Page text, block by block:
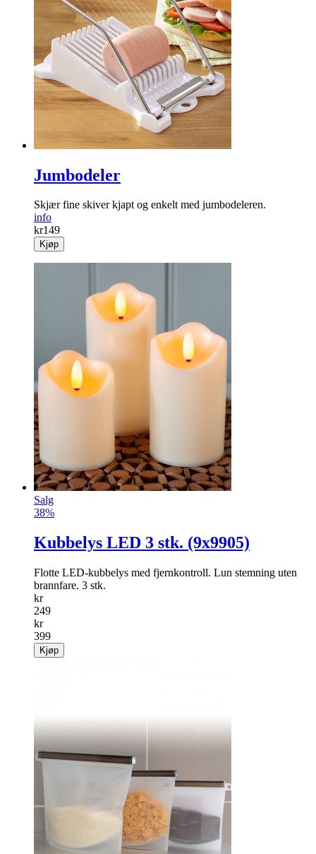
Jumbodeler
Skjær fine skiver kjapt og enkelt med jumbodeleren.
info
kr149
Kjøp
Salg
38%
Kubbelys LED 3 stk. (9x9905)
Flotte LED-kubbelys med fjernkontroll. Lun stemning uten
brannfare. 3 stk.
kr
249
kr
399
Kjøp